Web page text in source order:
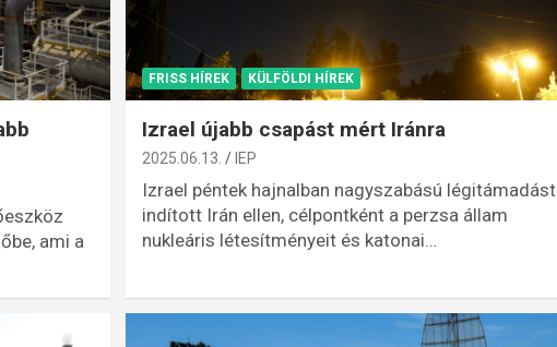
ami a
FRISS HÍREK KÜLFÖLDI HÍREK
Izrael újabb csapást mért Iránra
2025.06.13. IEP
Izrael péntek hajnalban nagyszabású légitámadást
indított Irán ellen, célpontként a perzsa állam
nukleáris létesítményeit és katonai…